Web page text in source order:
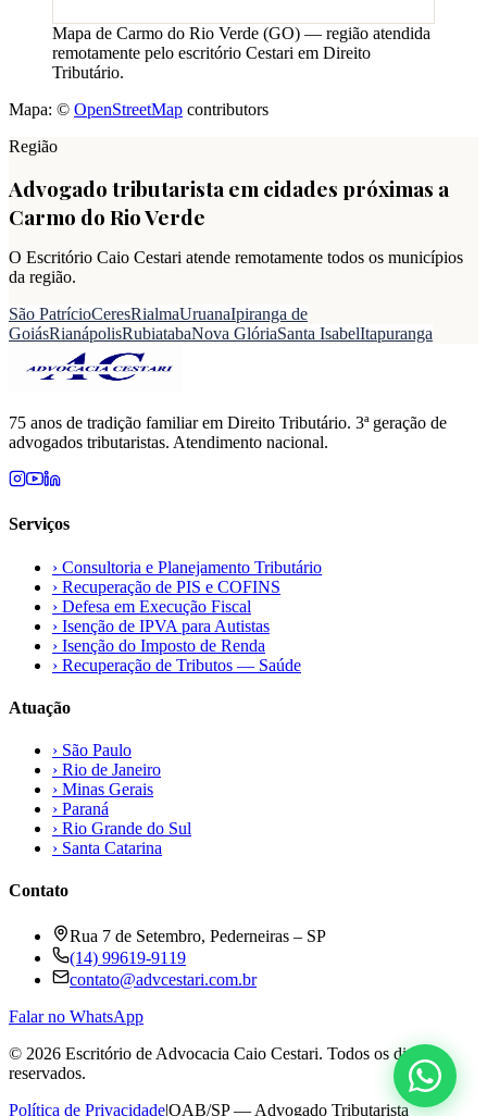
Mapa de Carmo do Rio Verde (GO) — região atendida
remotamente pelo escritório Cestari em Direito
Tributário.
Mapa: © OpenStreetMap contributors
Região
Advogado tributarista em cidades próximas a
Carmo do Rio Verde
O Escritório Caio Cestari atende remotamente todos os municípios
da região.
São PatrícioCeresRialmaUruanaIpiranga de
GoiásRianápolisRubiatabaNova GlóriaSanta IsabelItapuranga
75 anos de tradição familiar em Direito Tributário. 3ª geração de
advogados tributaristas. Atendimento nacional.
Serviços
› Consultoria e Planejamento Tributário
› Recuperação de PIS e COFINS
› Defesa em Execução Fiscal
› Isenção de IPVA para Autistas
› Isenção do Imposto de Renda
› Recuperação de Tributos — Saúde
Atuação
› São Paulo
› Rio de Janeiro
› Minas Gerais
› Paraná
› Rio Grande do Sul
› Santa Catarina
Contato
Rua 7 de Setembro, Pederneiras – SP
(14) 99619-9119
contato@advcestari.com.br
Falar no WhatsApp
© 2026 Escritório de Advocacia Caio Cestari. Todos os direitos
reservados.
Política de Privacidade|OAB/SP — Advogado Tributarista